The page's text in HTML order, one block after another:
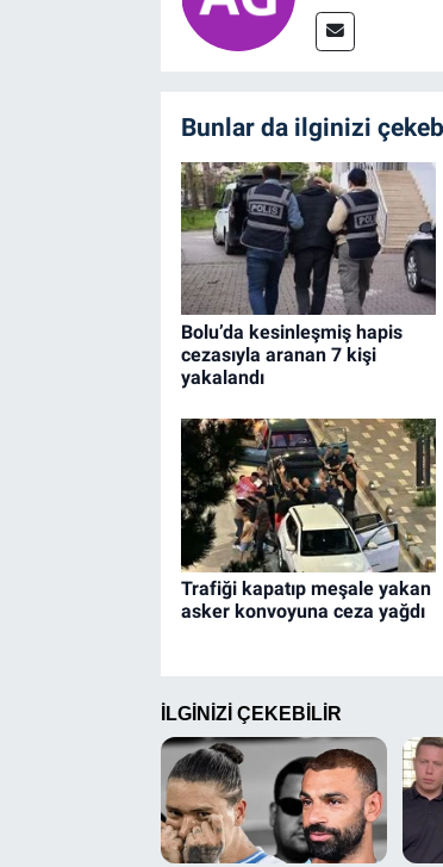
Bunlar da ilginizi
Bolu’da kesinleşmiş hapis
cezasıyla aranan 7 kişi
yakalandı
Trafiği kapatıp meşale yakan
asker konvoyuna ceza yağdı